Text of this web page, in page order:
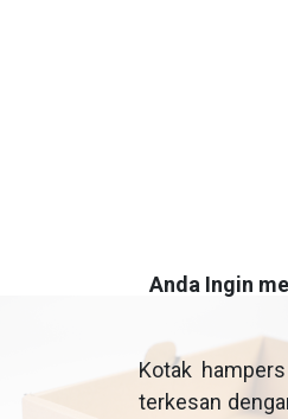
Anda Ingin
Kotak
terkesan